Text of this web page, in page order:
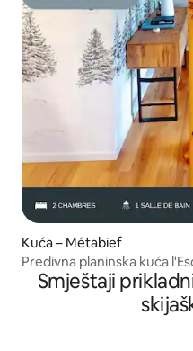
Kuća – Métabief
Predivna planinska kuća
Smještaji